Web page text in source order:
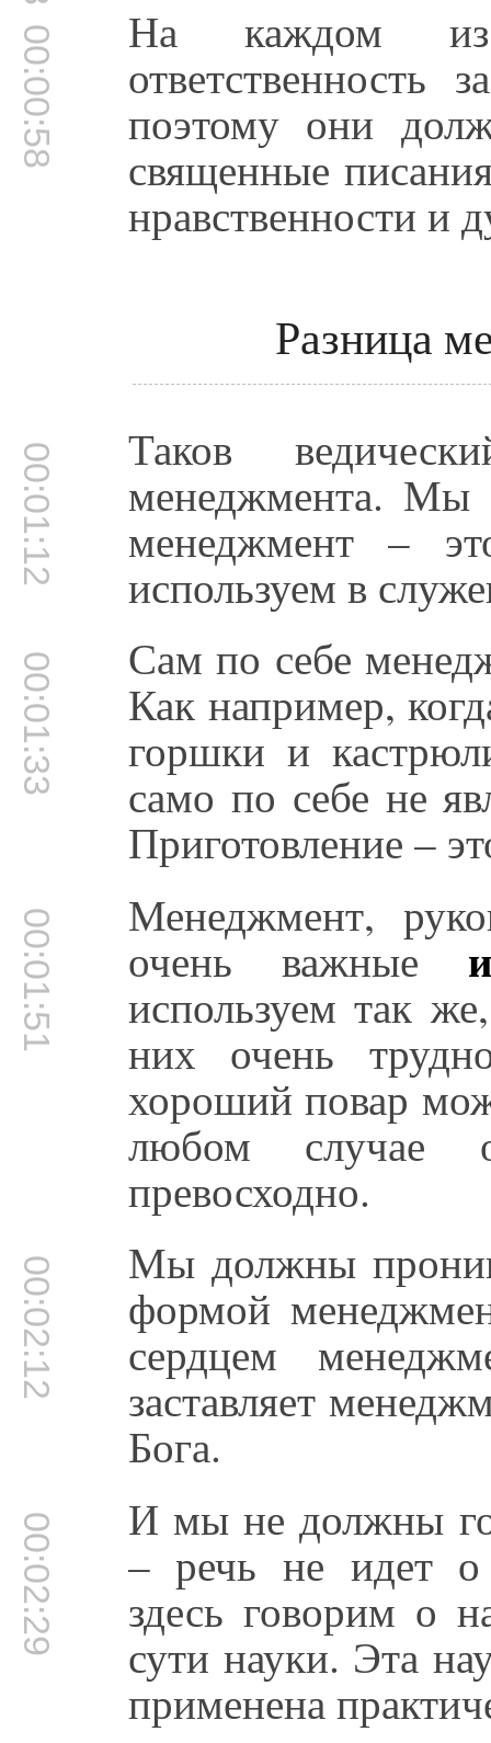
00:00:58
На каждом
ответственность
поэтому они
священные
нравственности и
Разница
00:01:12 Таков
менеджмента. Мы
менеджмент –
используем в
00:01:33 Сам по себе
Как например,
горшки и
само по себе не
Приготовление –
00:01:51 Менеджмент,
очень важные
используем так
них очень
хороший повар
любом случае
превосходно.
00:02:12 Мы должны
формой
сердцем
заставляет
Бога.
00:02:29 И мы не должны
– речь не идет
здесь говорим о
сути науки. Эта
применена